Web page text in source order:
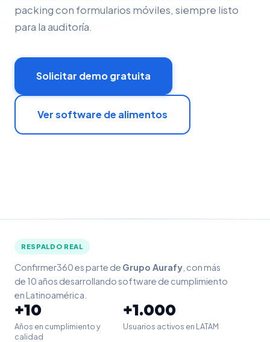
packing con formularios móviles, siempre listo
para la auditoría.
Solicitar demo gratuita
Ver software de alimentos
RESPALDO REAL
Confirmer360 es parte de Grupo Aurafy , con más
de 10 años desarrollando software de cumplimiento
en Latinoamérica.
+10
Años en cumplimiento y
calidad
+1.000
Usuarios activos en LATAM